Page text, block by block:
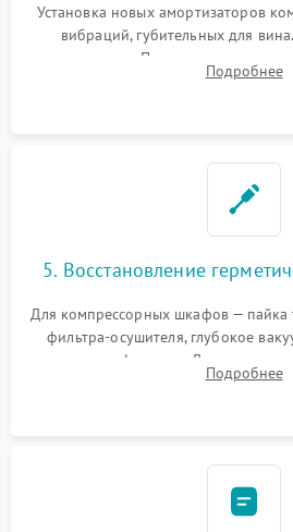
Установка новых амортизаторов
вибраций, губительных для
элементов Пельтье,
фильтров или поврежденных
Подробнее
5. Восстановление
Для компрессорных шкафов — пайка
фильтра-осушителя, глубокое
заправка фреоном. Для
термопасты и герметизация
Подробнее